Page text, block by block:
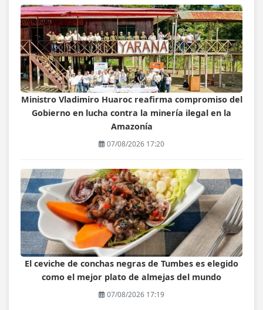
Ministro Vladimiro Huaroc reafirma compromiso del
Gobierno en lucha contra la minería ilegal en la
Amazonía
07/08/2026 17:20
El ceviche de conchas negras de Tumbes es elegido
como el mejor plato de almejas del mundo
07/08/2026 17:19